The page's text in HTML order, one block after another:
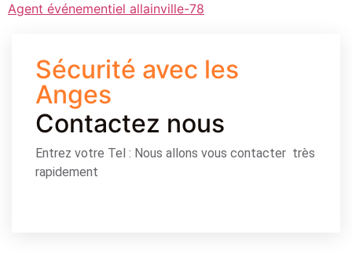
Agent événementiel allainville-78
Sécurité avec les
Anges
Contactez nous
Entrez votre Tel : Nous allons vous contacter très
rapidement